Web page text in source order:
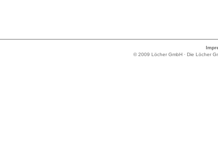
© 2009 Löcher GmbH · Die Löcher